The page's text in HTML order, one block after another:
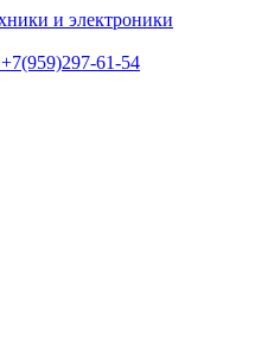
+7(959)297-61-54